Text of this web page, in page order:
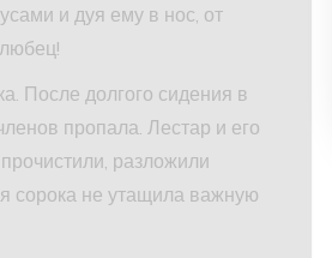
и дуя ему в нос, от
После долгого сидения в
пропала. Лестар и его
разложили
сорока не утащила важную